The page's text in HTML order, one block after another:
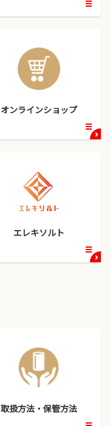
く
オンラインショップ
開
く
エレキソルト
開
く
取扱方法・保管方法